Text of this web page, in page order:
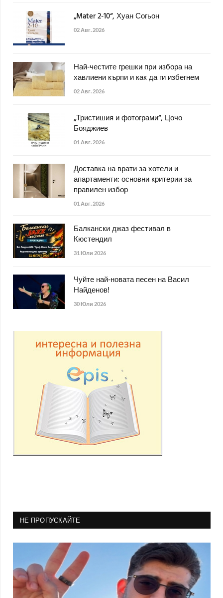
„Mater 2-10“, Хуан Согьон
02 Авг. 2026
Най-честите грешки при избора на
хавлиени кърпи и как да ги избегнем
02 Авг. 2026
„Тристишия и фотограми“, Цочо
Бояджиев
01 Авг. 2026
Доставка на врати за хотели и
апартаменти: основни критерии за
правилен избор
01 Авг. 2026
Балкански джаз фестивал в
Кюстендил
31 Юли 2026
Чуйте най-новата песен на Васил
Найденов!
30 Юли 2026
НЕ ПРОПУСКАЙТЕ